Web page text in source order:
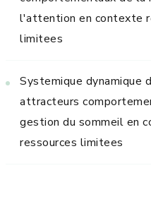
l'attention en contexte
limitees
Systemique dynamique
attracteurs
gestion du sommeil en
ressources limitees